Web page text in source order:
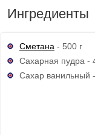
Ингредиенты
Сметана - 500 г
Сахарная пудра -
Сахар ванильный